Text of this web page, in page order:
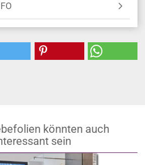
könnten auch
sein